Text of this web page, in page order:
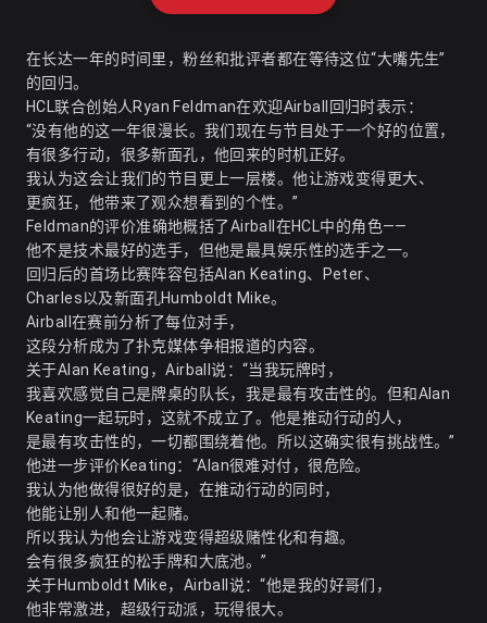
在长达一年的时间里，粉丝和批评者都在等待这位“大嘴先生”
的回归。
HCL联合创始人Ryan Feldman在欢迎Airball回归时表示：
“没有他的这一年很漫长。我们现在与节目处于一个好的位置，
有很多行动，很多新面孔，他回来的时机正好。
我认为这会让我们的节目更上一层楼。他让游戏变得更大、
更疯狂，他带来了观众想看到的个性。”
Feldman的评价准确地概括了Airball在HCL中的角色——
他不是技术最好的选手，但他是最具娱乐性的选手之一。
回归后的首场比赛阵容包括Alan Keating、Peter、
Charles以及新面孔Humboldt Mike。
Airball在赛前分析了每位对手，
这段分析成为了扑克媒体争相报道的内容。
关于Alan Keating，Airball说：“当我玩牌时，
我喜欢感觉自己是牌桌的队长，我是最有攻击性的。但和Alan
Keating一起玩时，这就不成立了。他是推动行动的人，
是最有攻击性的，一切都围绕着他。所以这确实很有挑战性。”
他进一步评价Keating：“Alan很难对付，很危险。
我认为他做得很好的是，在推动行动的同时，
他能让别人和他一起赌。
所以我认为他会让游戏变得超级赌性化和有趣。
会有很多疯狂的松手牌和大底池。”
关于Humboldt Mike，Airball说：“他是我的好哥们，
他非常激进，超级行动派，玩得很大。